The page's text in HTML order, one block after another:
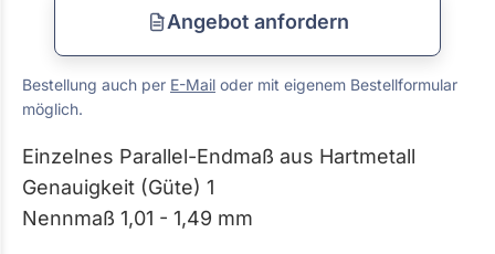
Angebot anfordern
Bestellung auch per E-Mail oder mit eigenem Bestellformular
möglich.
Einzelnes Parallel-Endmaß aus Hartmetall
Genauigkeit (Güte) 1
Nennmaß 1,01 - 1,49 mm